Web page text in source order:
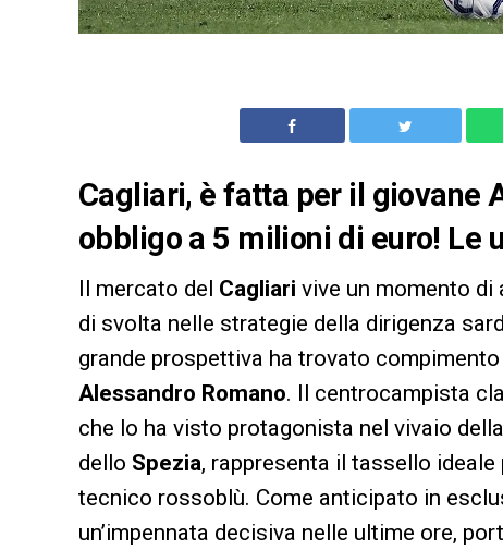
Cagliari, è fatta per il giovane
obbligo a 5 milioni di euro! Le
Il mercato del Cagliari vive un momento di
di svolta nelle strategie della dirigenza
grande prospettiva ha trovato
Alessandro Romano. Il centrocampista
che lo ha visto protagonista nel vivaio della
dello Spezia, rappresenta il tassello
tecnico rossoblù. Come anticipato in
un’impennata decisiva nelle ultime ore,